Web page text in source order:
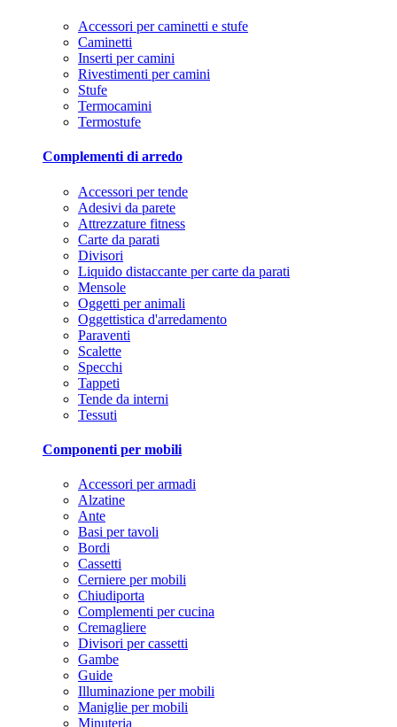
Accessori per caminetti e stufe
Caminetti
Inserti per camini
Rivestimenti per camini
Stufe
Termocamini
Termostufe
Complementi di arredo
Accessori per tende
Adesivi da parete
Attrezzature fitness
Carte da parati
Divisori
Liquido distaccante per carte da parati
Mensole
Oggetti per animali
Oggettistica d'arredamento
Paraventi
Scalette
Specchi
Tappeti
Tende da interni
Tessuti
Componenti per mobili
Accessori per armadi
Alzatine
Ante
Basi per tavoli
Bordi
Cassetti
Cerniere per mobili
Chiudiporta
Complementi per cucina
Cremagliere
Divisori per cassetti
Gambe
Guide
Illuminazione per mobili
Maniglie per mobili
Minuteria